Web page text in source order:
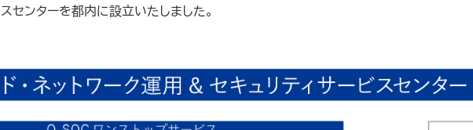
センターを都内に設立いたしました。